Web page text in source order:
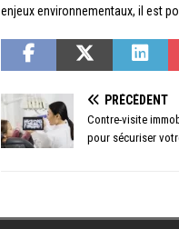
enjeux environnementaux, il est
PRÉCÉDENT
Contre-visite
pour sécuriser